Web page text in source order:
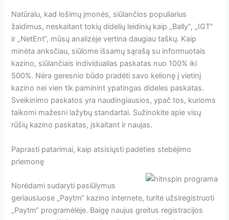
Natūralu, kad lošimų įmonės, siūlančios populiarius
žaidimus, neskaitant tokių didelių leidinių kaip „Bally“, „IGT“
ir „NetEnt“, mūsų analizėje vertina daugiau taškų. Kaip
minėta anksčiau, siūlome išsamų sąrašą su informuotais
kazino, siūlančiais individualias paskatas nuo 100% iki
500%. Nėra geresnio būdo pradėti savo kelionę į vietinį
kazino nei vien tik paminint ypatingas dideles paskatas.
Sveikinimo paskatos yra naudingiausios, ypač tos, kurioms
taikomi mažesni lažybų standartai. Sužinokite apie visų
rūšių kazino paskatas, įskaitant ir naujas.
Paprasti patarimai, kaip atsisiųsti padėties stebėjimo
priemonę
Norėdami sudaryti pasiūlymus
geriausiuose „Paytm“ kazino internete, turite užsiregistruoti
„Paytm“ programėlėje. Baigę naujus greitus registracijos